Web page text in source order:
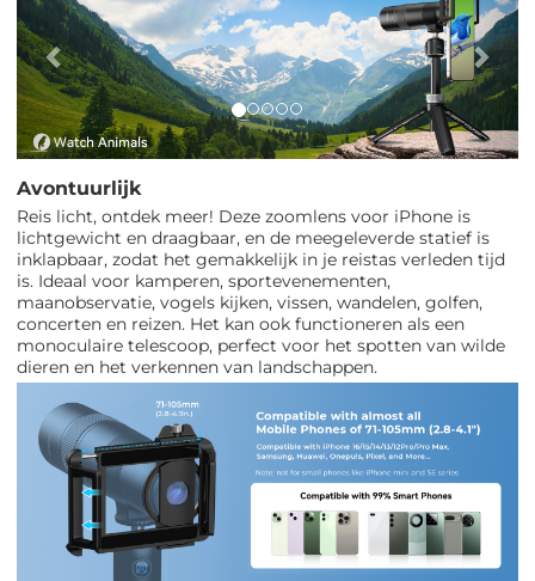
Avontuurlijk
Reis licht, ontdek meer! Deze zoomlens voor iPhone is
lichtgewicht en draagbaar, en de meegeleverde statief is
inklapbaar, zodat het gemakkelijk in je reistas verleden tijd
is. Ideaal voor kamperen, sportevenementen,
maanobservatie, vogels kijken, vissen, wandelen, golfen,
concerten en reizen. Het kan ook functioneren als een
monoculaire telescoop, perfect voor het spotten van wilde
dieren en het verkennen van landschappen.